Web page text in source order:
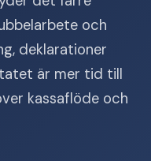
och
deklarationer
är mer tid till
kassaflöde och